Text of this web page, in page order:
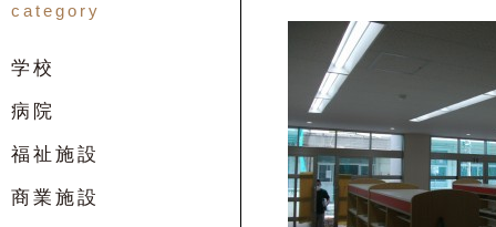
category
学校
病院
福祉施設
商業施設